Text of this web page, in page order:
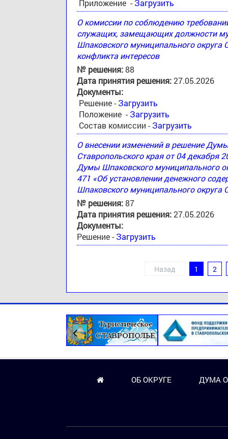
Приложение - Загрузить
О комиссии по соблюдению
служащих, замещающих должности
Шпаковского муниципального округа
конфликта интересов
№ решения:88
Дата принятия решения:27.05.2026
Документы:
Решение - Загрузить
Положение - Загрузить
Состав комиссии - Загрузить
О внесении изменений в решение
Ставропольского края от 04 декабря
Думы Шпаковского муниципального
471 «Об установлении денежного
Шпаковского муниципального округа
№ решения:87
Дата принятия решения:27.05.2026
Документы:
Решение - Загрузить
Назад 1 2
ОБ ОКРУГЕ ДУМА